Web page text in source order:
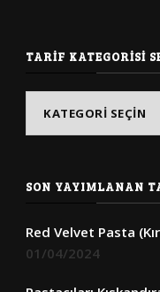
TARIF KATEGORISI
SON YAYIMLANAN
Red Velvet Pasta
01/04/2024